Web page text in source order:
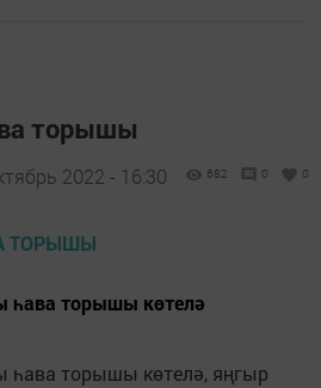
торышы
2022 - 16:30 682 0 0
һава торышы көтелә
һава торышы көтелә, яңгыр